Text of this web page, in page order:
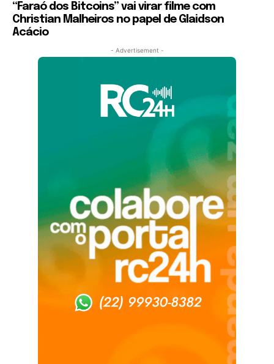
“Faraó dos Bitcoins” vai virar filme com
Christian Malheiros no papel de Glaidson
Acácio
- Advertisement -